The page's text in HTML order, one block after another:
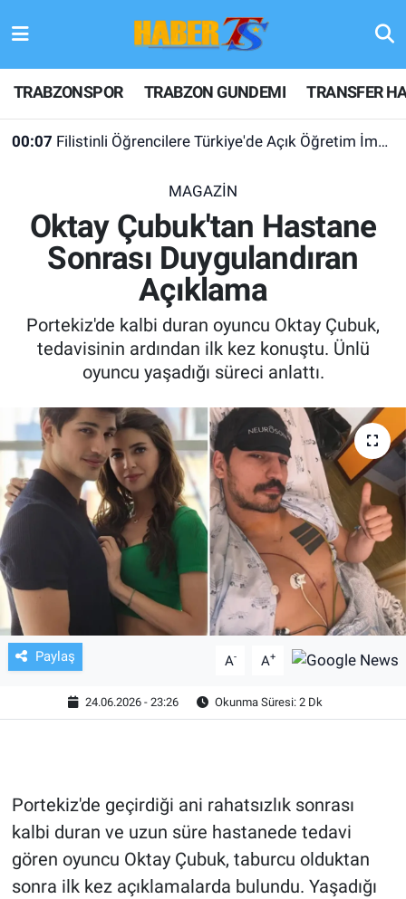
TRABZONSPOR TRABZON GUNDEMI TRANSFER
00:07 Filistinli Öğrencilere Türkiye'de Açık Öğretim İmkanı
MAGAZİN
Oktay Çubuk'tan Hastane
Sonrası Duygulandıran
Açıklama
Portekiz'de kalbi duran oyuncu Oktay Çubuk,
tedavisinin ardından ilk kez konuştu. Ünlü
oyuncu yaşadığı süreci anlattı.
Paylaş A- A+
24.06.2026 - 23:26 Okunma Süresi: 2 Dk
Portekiz'de geçirdiği ani rahatsızlık sonrası
kalbi duran ve uzun süre hastanede tedavi
gören oyuncu Oktay Çubuk, taburcu olduktan
sonra ilk kez açıklamalarda bulundu. Yaşadığı
TRABZONSPOR
TRABZON GUNDEMI
KULİS MEYDANI
1461 TRABZON
FUTBOL
TV VE SİNEMA
BASKETBOL
SAĞLIK
KÜLTÜR SANAT
ASAYİŞ
EKONOMİ
ÇEVRE
HABERDE İNSAN
Hava Durumu
Trafik Durumu
Son Dakika Haberleri